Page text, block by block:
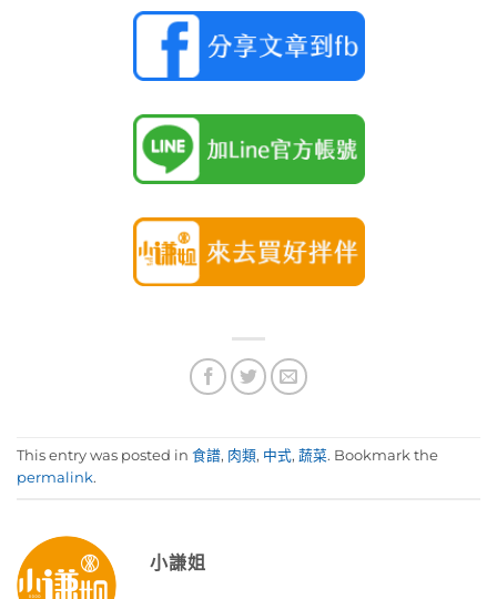
This entry was posted in 食譜, 肉類, 中式, 蔬菜. Bookmark the
permalink.
小謙姐